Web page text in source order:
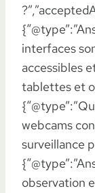
interfaces
accessibles
tablettes et
webcams
surveillance
observation